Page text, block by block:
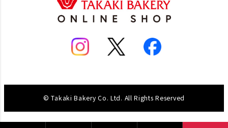
© Takaki Bakery Co. Ltd. All Rights Reserved